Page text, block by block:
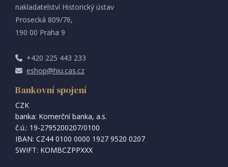
nakladatelství Historický ústav
Prosecká 809/76,
190 00 Praha 9
+420 225 443 233
eshop@hiu.cas.cz
Bankovní spojení
CZK
banka: Komerční banka, a.s.
č.ú.: 19-2795200207/0100
IBAN: CZ44 0100 0000 1927 9520 0207
SWIFT: KOMBCZPPXXX